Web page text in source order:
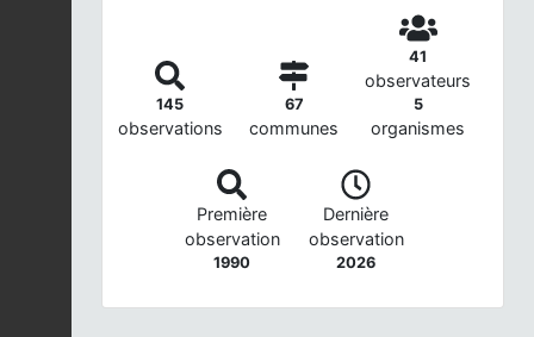
145
observations
67
communes
41
observateurs
5
organismes
Première
observation
1990
Dernière
observation
2026